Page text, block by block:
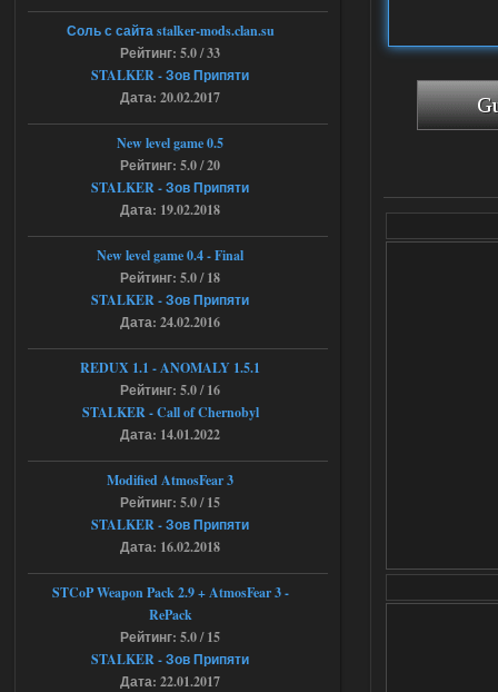
анимаций курения и анимаций еды и
экзоча как в трелере
Ответить ➤
04.08.2026
Объединенный Пак 2 + OGSR +
STCoP WP 3.4
andreyforest1993
https://rutube.ru/video/50be34
6a53045b746b6f2d80812029a
3/?r=plemwd
04.08.2026
Объединенный Пак 2 + OGSR +
STCoP WP 3.4
Stalker-Mods-Clan-su
Доступно только для пользователей
Объединенный Пак 2 + OGSR +
STCoP WP 3.4
andreyforest1993
там есть опция расшириные
анимации нпс, я поставил
галочку но толку ноль, ни каких
анимаций нет, может это что-то другое,
Соль с сайта stalker-mods.clan.su
Рейтинг: 5.0 / 33
STALKER - Зов Припяти
Дата: 20.02.2017
New level game 0.5
Рейтинг: 5.0 / 20
STALKER - Зов Припяти
Дата: 19.02.2018
New level game 0.4 - Final
Рейтинг: 5.0 / 18
STALKER - Зов Припяти
Дата: 24.02.2016
REDUX 1.1​​​​​​​ - ANOMALY 1.5.1
Рейтинг: 5.0 / 16
STALKER - Call of Chernobyl
Дата: 14.01.2022
Modified AtmosFear 3
Рейтинг: 5.0 / 15
STALKER - Зов Припяти
Дата: 16.02.2018
STCoP Weapon Pack 2.9 + AtmosFear 3 -
RePack
Рейтинг: 5.0 / 15
STALKER - Зов Припяти
Дата: 22.01.2017